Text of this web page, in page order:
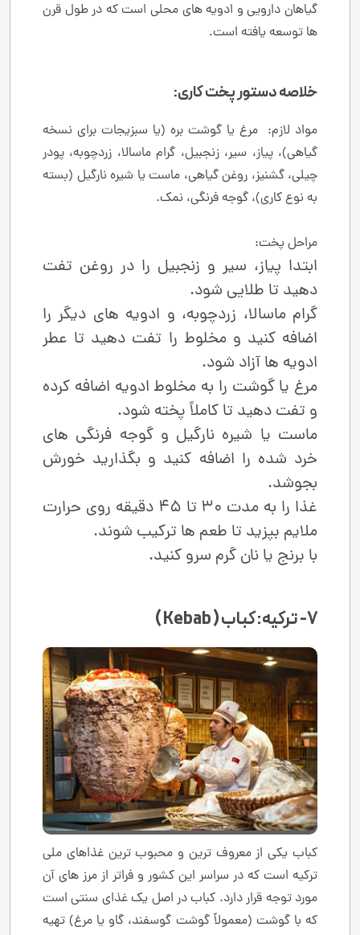
گیاهان دارویی و ادویه ‌های محلی است که در طول قرن‌
ها توسعه یافته است.
خلاصه دستور پخت کاری:
مواد لازم: مرغ یا گوشت بره (یا سبزیجات برای نسخه
گیاهی)، پیاز، سیر، زنجبیل، گرام ماسالا، زردچوبه، پودر
چیلی، گشنیز، روغن گیاهی، ماست یا شیره نارگیل (بسته
به نوع کاری)، گوجه‌ فرنگی، نمک.
مراحل پخت:
ابتدا پیاز، سیر و زنجبیل را در روغن تفت
دهید تا طلایی شود.
گرام ماسالا، زردچوبه، و ادویه‌ های دیگر را
اضافه کنید و مخلوط را تفت دهید تا عطر
ادویه‌ ها آزاد شود.
مرغ یا گوشت را به مخلوط ادویه اضافه کرده
و تفت دهید تا کاملاً پخته شود.
ماست یا شیره نارگیل و گوجه ‌فرنگی ‌های
خرد شده را اضافه کنید و بگذارید خورش
بجوشد.
غذا را به مدت 30 تا 45 دقیقه روی حرارت
ملایم بپزید تا طعم‌ ها ترکیب شوند.
با برنج یا نان گرم سرو کنید.
7- ترکیه: کباب ( Kebab )
کباب یکی از معروف ‌ترین و محبوب ‌ترین غذاهای ملی
ترکیه است که در سراسر این کشور و فراتر از مرز های آن
مورد توجه قرار دارد. کباب در اصل یک غذای سنتی است
که با گوشت (معمولاً گوشت گوسفند، گاو یا مرغ) تهیه